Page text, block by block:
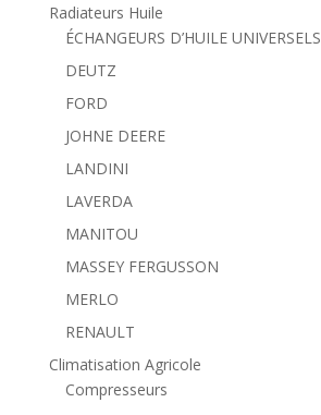
Radiateurs Huile
ÉCHANGEURS D’HUILE UNIVERSELS
DEUTZ
FORD
JOHNE DEERE
LANDINI
LAVERDA
MANITOU
MASSEY FERGUSSON
MERLO
RENAULT
Climatisation Agricole
Compresseurs